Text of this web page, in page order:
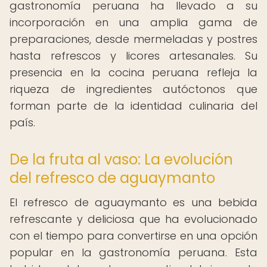
gastronomía peruana ha llevado a su
incorporación en una amplia gama de
preparaciones, desde mermeladas y postres
hasta refrescos y licores artesanales. Su
presencia en la cocina peruana refleja la
riqueza de ingredientes autóctonos que
forman parte de la identidad culinaria del
país.
De la fruta al vaso: La evolución
del refresco de aguaymanto
El refresco de aguaymanto es una bebida
refrescante y deliciosa que ha evolucionado
con el tiempo para convertirse en una opción
popular en la gastronomía peruana. Esta